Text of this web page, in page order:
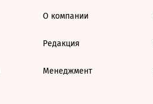
О компании
Редакция
Менеджмент